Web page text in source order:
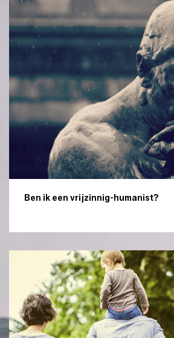
Ben ik een vrijzinnig-humanist?